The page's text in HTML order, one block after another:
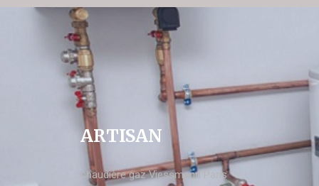
ARTISAN
chaudière gaz Viessmann Paris